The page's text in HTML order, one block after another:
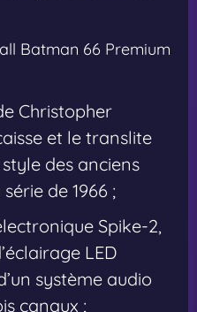
Batman 66 Premium
Christopher
et le translite
des anciens
de 1966 ;
Spike-2,
LED
système audio
canaux ;